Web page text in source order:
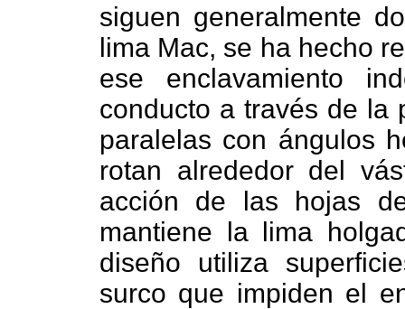
siguen generalmente
lima Mac, se ha hecho
ese enclavamiento
conducto a través de la
paralelas con ángulos
rotan alrededor del
acción de las hojas
mantiene la lima
diseño utiliza
surco que impiden el